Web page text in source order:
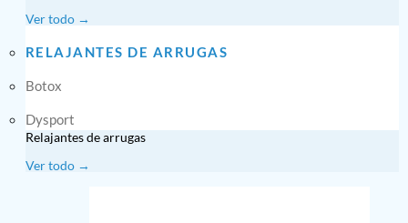
Ver todo →
RELAJANTES DE ARRUGAS
Botox
Dysport
Relajantes de arrugas
Ver todo →